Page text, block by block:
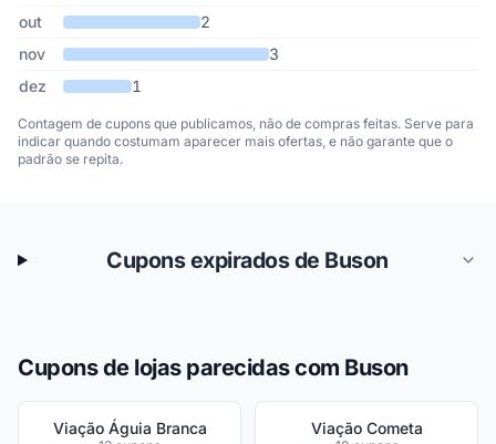
out
2
nov
3
dez
1
Contagem de cupons que publicamos, não de compras feitas. Serve para
indicar quando costumam aparecer mais ofertas, e não garante que o
padrão se repita.
Cupons expirados de Buson
Cupons de lojas parecidas com Buson
Viação Águia Branca Viação Cometa